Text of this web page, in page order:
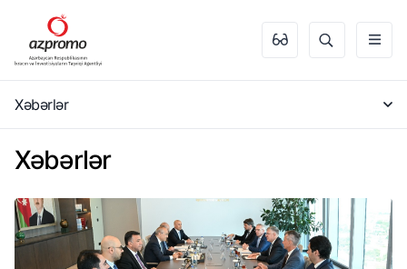
Xəbərlər
Xəbərlər